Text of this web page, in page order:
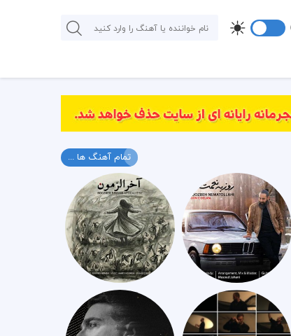
تمام آهنگ ها ...